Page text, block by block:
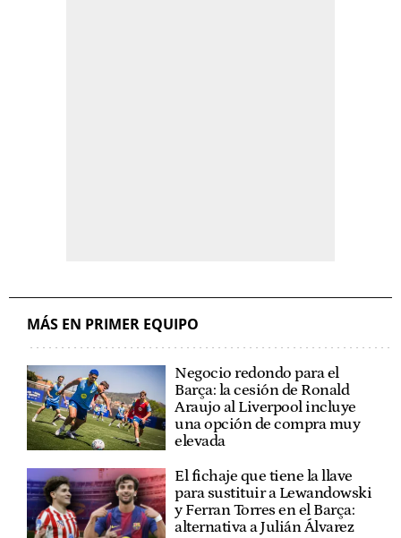
MÁS EN PRIMER EQUIPO
Negocio redondo para el
Barça: la cesión de Ronald
Araujo al Liverpool incluye
una opción de compra muy
elevada
El fichaje que tiene la llave
para sustituir a Lewandowski
y Ferran Torres en el Barça:
alternativa a Julián Álvarez